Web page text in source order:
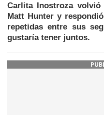
Carlita Inostroza
Matt Hunter y
repetidas entre sus
gustaría tener juntos.